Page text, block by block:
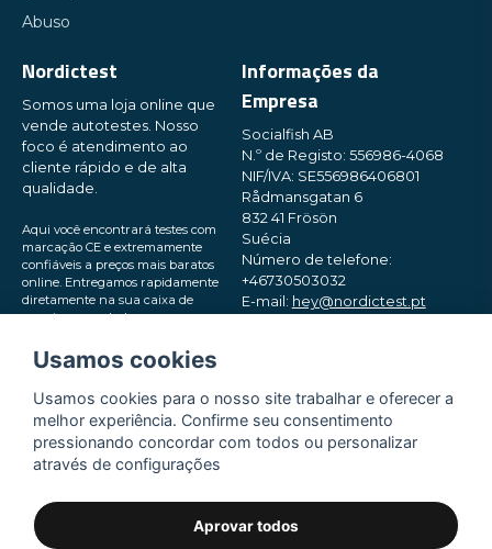
Abuso
Nordictest
Somos uma loja online que
vende autotestes. Nosso
foco é atendimento ao
cliente rápido e de alta
qualidade.
Aqui você encontrará testes com
marcação CE e extremamente
confiáveis ​​a preços mais baratos
online. Entregamos rapidamente
diretamente na sua caixa de
correio, em embalagens pequenas
Informações da
Empresa
Socialfish AB
N.º de Registo: 556986-4068
NIF/IVA: SE556986406801
Rådmansgatan 6
832 41 Frösön
Suécia
Número de telefone:
+46730503032
E-mail: hey@nordictest.pt
Usamos cookies
Usamos cookies para o nosso site trabalhar e oferecer a
melhor experiência. Confirme seu consentimento
pressionando concordar com todos ou personalizar
através de configurações
Aprovar todos